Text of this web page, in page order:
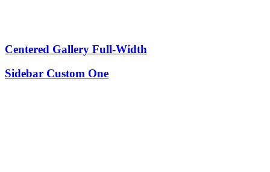
Centered Gallery Full-Width
Sidebar Custom One